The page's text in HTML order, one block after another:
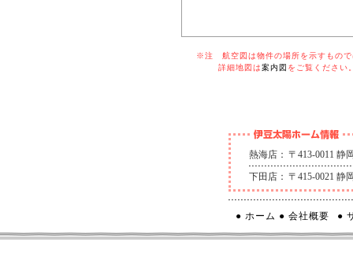
※注 航空図は物件の場所を示すものでは
詳細地図は案内図 をご覧ください
熱海店： 〒413-0011 静
下田店： 〒415-0021 静
● ホーム ● 会社概要 ●